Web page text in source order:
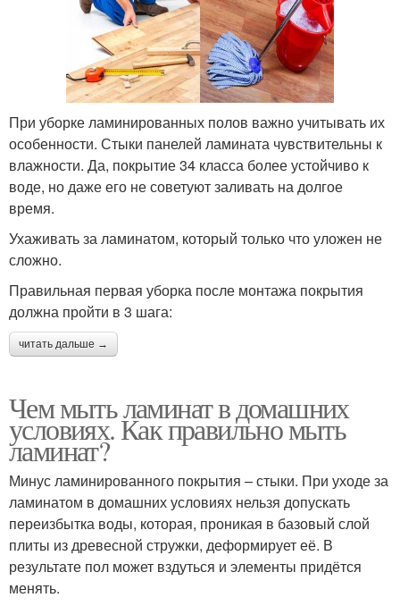
При уборке ламинированных полов важно учитывать их
особенности. Стыки панелей ламината чувствительны к
влажности. Да, покрытие 34 класса более устойчиво к
воде, но даже его не советуют заливать на долгое
время.
Ухаживать за ламинатом, который только что уложен не
сложно.
Правильная первая уборка после монтажа покрытия
должна пройти в 3 шага:
читать дальше →
Чем мыть ламинат в домашних
условиях. Как правильно мыть
ламинат?
Минус ламинированного покрытия – стыки. При уходе за
ламинатом в домашних условиях нельзя допускать
переизбытка воды, которая, проникая в базовый слой
плиты из древесной стружки, деформирует её. В
результате пол может вздуться и элементы придётся
менять.